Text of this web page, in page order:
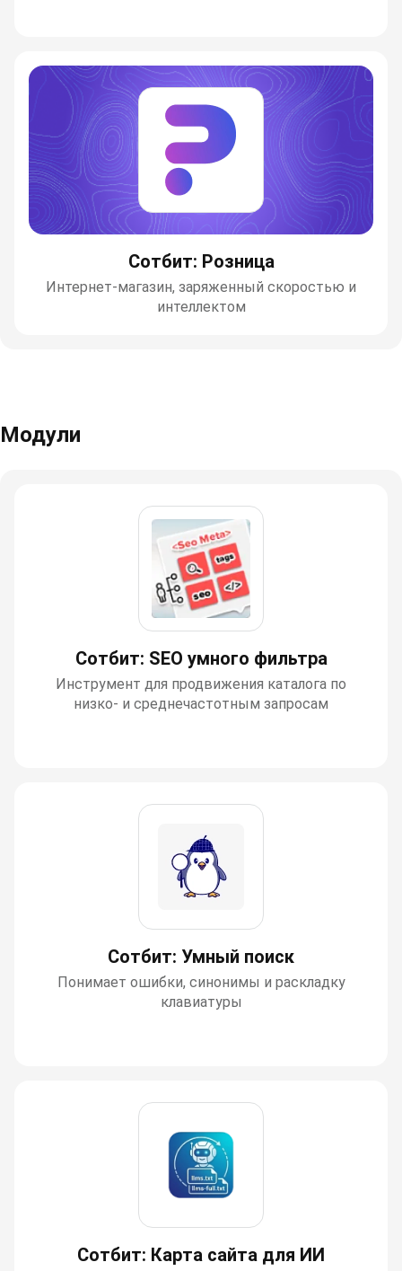
Сотбит: Розница
Интернет-магазин, заряженный скоростью и
интеллектом
Модули
Сотбит: SEO умного фильтра
Инструмент для продвижения каталога по
низко- и среднечастотным запросам
Сотбит: Умный поиск
Понимает ошибки, синонимы и раскладку
клавиатуры
Сотбит: Карта сайта для ИИ